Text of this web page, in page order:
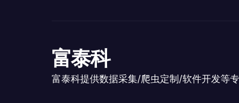
富泰科
富泰科提供数据采集/爬虫定制/软件开发等